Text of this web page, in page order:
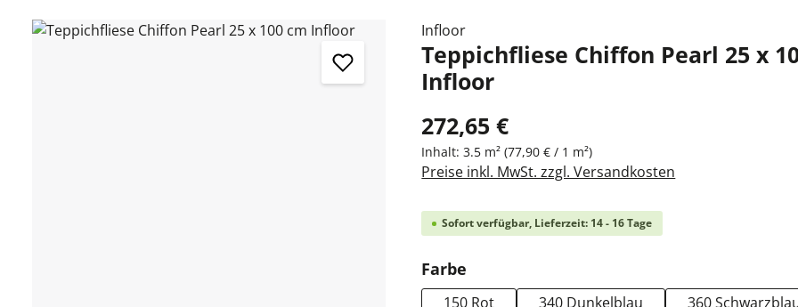
Bildergalerie überspringen Infloor
Teppichfliese Chiffon Pearl 25 x
Infloor
272,65 €
Inhalt:3.5 m²(77,90 € / 1 m²)
Preise inkl. MwSt. zzgl. Versandkosten
Sofort verfügbar, Lieferzeit: 14 - 16 Tage
Farbe
150 Rot 340 Dunkelblau
360